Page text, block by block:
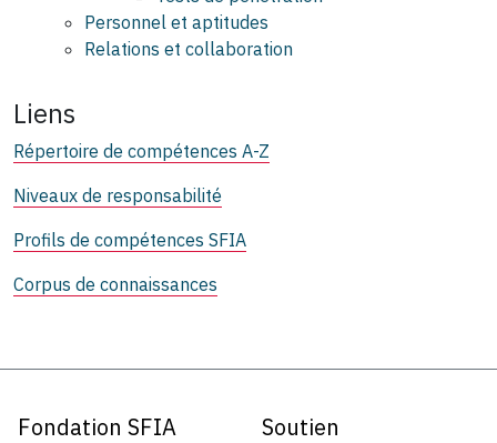
Personnel et aptitudes
Relations et collaboration
Liens
Répertoire de compétences A-Z
Niveaux de responsabilité
Profils de compétences SFIA
Corpus de connaissances
Fondation SFIA Soutien